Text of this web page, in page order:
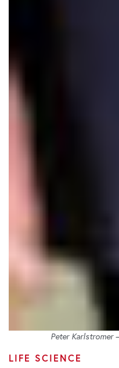
LIFE SCIENCE
Peter Karlstromer